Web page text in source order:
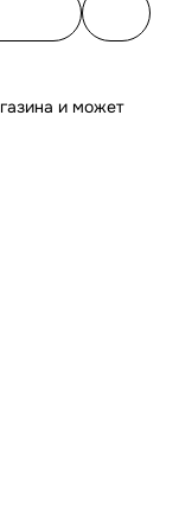
и может